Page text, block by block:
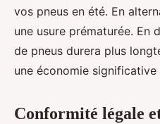
vos pneus en été. En
une usure prématurée. En
de pneus durera plus
une économie significative
Conformité légale